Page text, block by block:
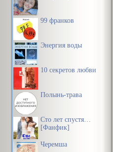
99 франков
Энергия воды
10 секретов любви
Полынь-трава
Сто лет спустя…
[Фанфик]
Черемша